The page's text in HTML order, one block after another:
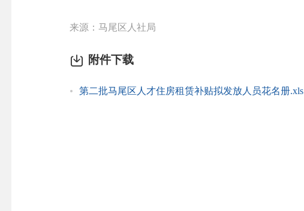
来源：马尾区人社局
附件下载
第二批马尾区人才住房租赁补贴拟发放人员花名册.xls